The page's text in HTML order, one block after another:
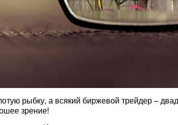
рыбку, а всякий биржевой трейдер –
зрение!